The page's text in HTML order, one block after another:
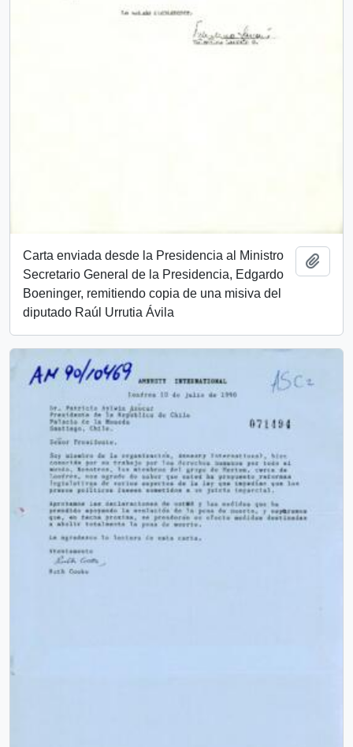
Carta enviada desde la Presidencia al Ministro
Secretario General de la Presidencia, Edgardo
Boeninger, remitiendo copia de una misiva del
diputado Raúl Urrutia Ávila